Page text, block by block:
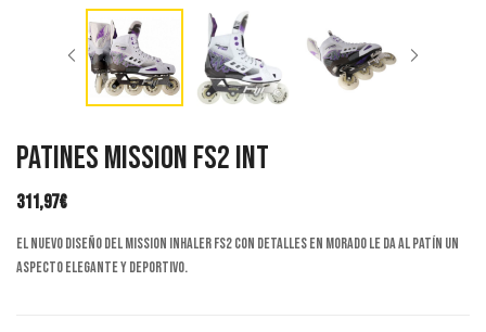
Patines Mission FS2 INT
311,97€
El nuevo diseño del MISSION Inhaler FS2 con detalles en morado le da al patín un
aspecto elegante y deportivo.